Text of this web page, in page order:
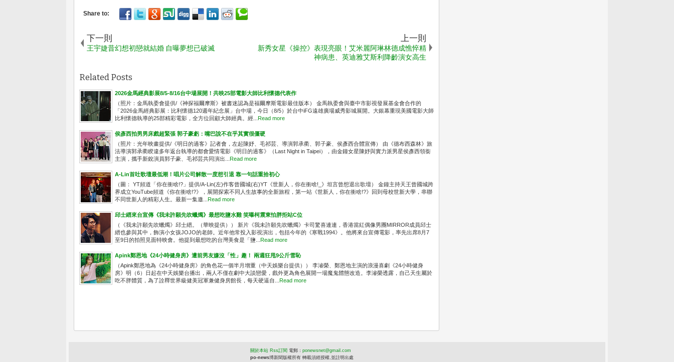
下一則
王宇婕昔幻想初戀就結婚 自曝夢想已破滅
上一則
新秀女星《操控》表現亮眼！艾米麗阿琳林德成憔悴精
神病患、英迪雅艾斯利降齡演女高生
Related Posts
2026金馬經典影展8/5-8/16台中場展開！共映25部電影大師比利懷德代表作
（照片：金馬執委會提供/《神探福爾摩斯》被書迷認為是福爾摩斯電影最佳版本） 金馬執委會與臺中市影視發展基金會合作的
「2026金馬經典影展：比利懷德120週年紀念展」台中場，今日（8/5）於台中iFG遠雄廣場威秀影城展開。大銀幕重現美國電影大師
比利懷德執導的25部精彩電影，全方位回顧大師經典。經... Read more
侯彥西拍男男床戲超緊張 郭子豪虧：嘴巴說不在乎其實很僵硬
（照片：光年映畫提供/《明日的過客》記者會，左起陳妤、毛祁芸、導演郭承衢、郭子豪、侯彥西合體宣傳） 由《德布西森林》旅
法導演郭承衢睽違多年返台執導的都會愛情電影《明日的過客》（Last Night in Taipei），由金鐘女星陳妤與實力派男星侯彥西領銜
主演，攜手新銳演員郭子豪、毛祁芸共同演出... Read more
A-Lin首吐歌壇最低潮！唱片公司解散一度想引退 靠一句話重拾初心
（圖： YT頻道「你在衝啥!?」提供/A-Lin(左)作客曾國城(右)YT《世新人，你在衝啥!_》坦言曾想退出歌壇） 金鐘主持天王曾國城跨
界成立YouTube頻道《你在衝啥!?》，展開探索不同人生故事的全新旅程，第一站《世新人，你在衝啥!?》回到母校世新大學，串聯
不同世新人的精彩人生。最新一集邀... Read more
邱士縉來台宣傳《我未許願先吹蠟燭》最想吃鹽水雞 笑曝柯震東怕胖拒站C位
（《我未許願先吹蠟燭》邱士縉。（華映提供）） 新片《我未許願先吹蠟燭》卡司驚喜連連，香港當紅偶像男團MIRROR成員邱士
縉也參與其中，飾演小女孩JOJO的老師。近年他常投入影視演出，包括今年的《寒戰1994》。他將來台宣傳電影，率先出席8月7
至9日的拍照見面特映會。他提到最想吃的台灣美食是「鹽... Read more
Apink鄭恩地《24小時健身房》遭前男友嫌沒「性」趣！ 兩週狂甩9公斤雪恥
（Apink鄭恩地為《24小時健身房》的角色花一個半月增重（中天娛樂台提供）） 李濬榮、鄭恩地主演的浪漫喜劇《24小時健身
房》明（6）日起在中天娛樂台播出，兩人不僅在劇中大談戀愛，戲外更為角色展開一場魔鬼體態改造。李濬榮透露，自己天生屬於
吃不胖體質，為了詮釋世界級健美冠軍兼健身房館長，每天硬逼自... Read more
關於本站 Rss訂閱 電郵： ponewsnet@gmail.com
po-news博新聞版權所有 轉載須經授權,並註明出處